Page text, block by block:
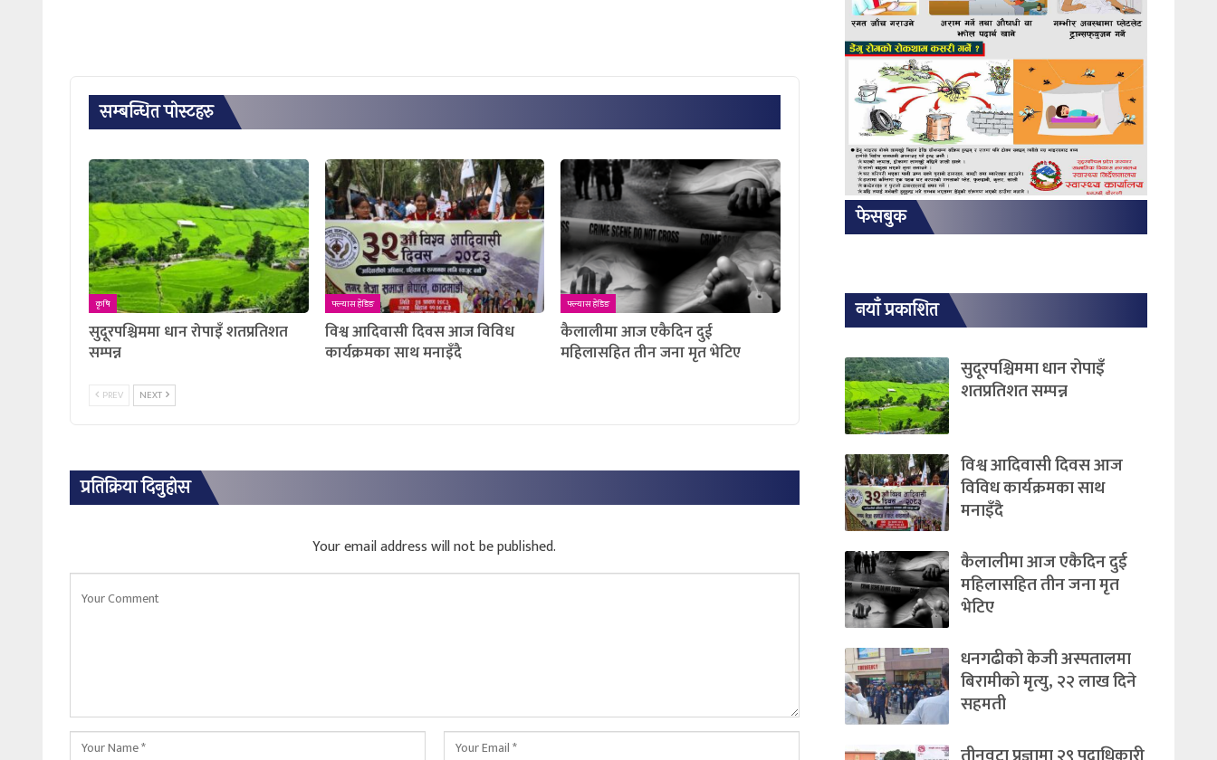
सम्बन्धित पाेस्टहरु
कृषि
सुदूरपश्चिममा धान रोपाइँ शतप्रतिशत
सम्पन्न
फ्ल्यास हेडिङ
विश्व आदिवासी दिवस आज विविध
कार्यक्रमका साथ मनाइँदै
फ्ल्यास हेडिङ
कैलालीमा आज एकैदिन दुई
महिलासहित तीन जना मृत भेटिए
PREV NEXT
प्रतिक्रिया दिनुहोस
Your email address will not be published.
फेसबुक
नयाँ प्रकाशित
सुदूरपश्चिममा धान रोपाइँ
शतप्रतिशत सम्पन्न
विश्व आदिवासी दिवस आज
विविध कार्यक्रमका साथ
मनाइँदै
कैलालीमा आज एकैदिन दुई
महिलासहित तीन जना मृत
भेटिए
धनगढीको केजी अस्पतालमा
बिरामीको मृत्यु, २२ लाख दिने
सहमती